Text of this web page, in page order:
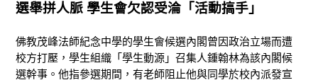
選舉拼人脈 學生會欠認受淪「活動搞手」
佛教茂峰法師紀念中學的學生會候選內閣曾因政治立場而遭
校方打壓，學生組織「學生動源」召集人鍾翰林為該內閣候
選幹事。他指參選期間，有老師阻止他與同學於校內派發宣